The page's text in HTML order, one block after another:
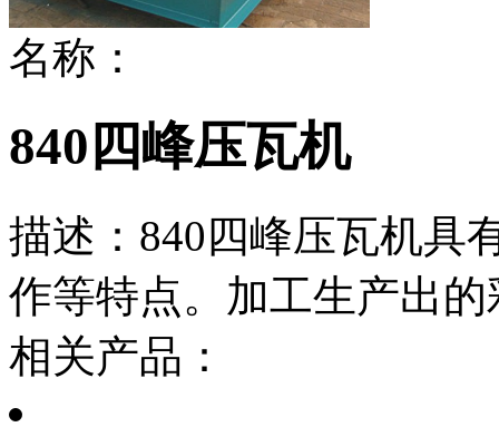
名称：
840四峰压瓦机
描述： 840四峰压瓦机具
作等特点。加工生产出
相关产品：